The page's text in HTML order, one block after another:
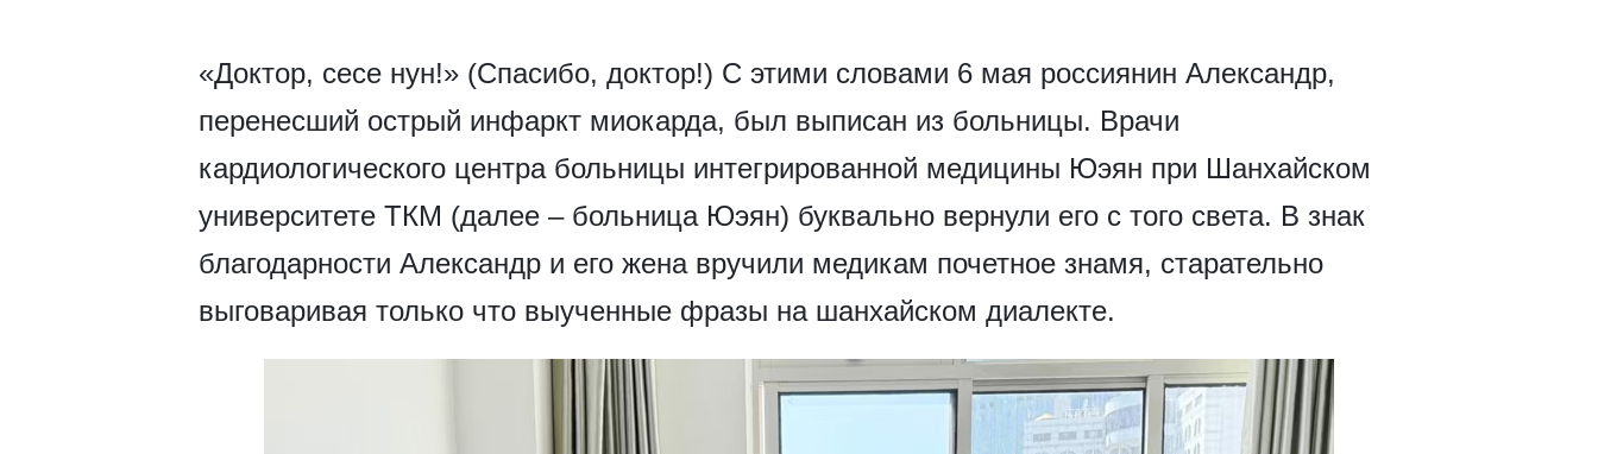
«Доктор, сесе нун!» (Спасибо, доктор!) С этими словами 6 мая россиянин Александр,
перенесший острый инфаркт миокарда, был выписан из больницы. Врачи
кардиологического центра больницы интегрированной медицины Юэян при Шанхайском
университете ТКМ (далее – больница Юэян) буквально вернули его с того света. В знак
благодарности Александр и его жена вручили медикам почетное знамя, старательно
выговаривая только что выученные фразы на шанхайском диалекте.